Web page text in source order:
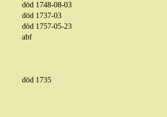
död 1748-08-03
död 1737-03
död 1757-05-23
abf
död 1735